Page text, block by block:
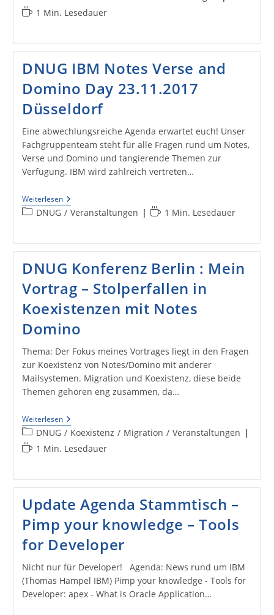
And
And
Roadmaps (incl.
Domino
10)Domino
Day
Düsseldorf
Kategorie:
Lesedauer:
1 Min. Lesedauer
DNUG IBM Notes Verse and
Domino Day 23.11.2017
Düsseldorf
Eine abwechlungsreiche Agenda erwartet euch! Unser
Fachgruppenteam steht für alle Fragen rund um Notes,
Verse und Domino und tangierende Themen zur
Verfügung. IBM wird zahlreich vertreten…
WeiterlesenDNUG
IBM
Notes
23.11.2017
Düsseldorf
Beitrags-
DNUG / Veranstaltungen Lesedauer:
1 Min. Lesedauer
DNUG Konferenz Berlin : Mein
Vortrag – Stolperfallen in
Koexistenzen mit Notes
Domino
Thema: Der Fokus meines Vortrages liegt in den Fragen
zur Koexistenz von Notes/Domino mit anderer
Mailsystemen. Migration und Koexistenz, diese beide
Themen gehören eng zusammen, da…
WeiterlesenDNUG
Konferenz
Berlin
In
Koexistenzen
Notes
Domino
Beitrags-
Kategorie:
DNUG / Koexistenz / Migration / Veranstaltungen
Lesedauer:
1 Min. Lesedauer
Update Agenda Stammtisch –
Pimp your knowledge – Tools
for Developer
Nicht nur für Developer! Agenda: News rund um IBM
(Thomas Hampel IBM) Pimp your knowledge - Tools for
Developer: apex - What is Oracle Application…